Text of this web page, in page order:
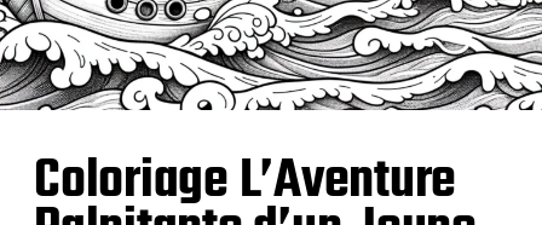
Coloriage L’Aventure